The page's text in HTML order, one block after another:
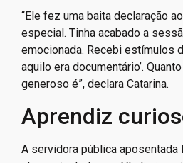
“Ele fez uma baita declaração
especial. Tinha acabado a
emocionada. Recebi estímulos
aquilo era documentário’.
generoso é”, declara Catarina.
Aprendiz
A servidora pública